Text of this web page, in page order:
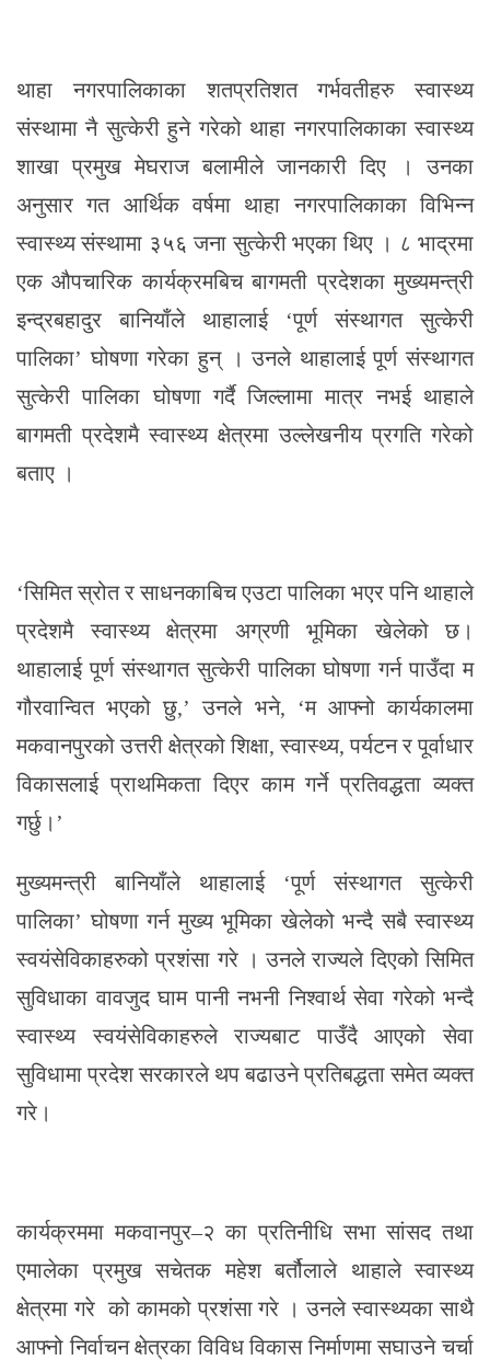
थाहा नगरपालिकाका शतप्रतिशत गर्भवतीहरु स्वास्थ्य
संस्थामा नै सुत्केरी हुने गरेको थाहा नगरपालिकाका स्वास्थ्य
शाखा प्रमुख मेघराज बलामीले जानकारी दिए । उनका
अनुसार गत आर्थिक वर्षमा थाहा नगरपालिकाका विभिन्न
स्वास्थ्य संस्थामा ३५६ जना सुत्केरी भएका थिए । ८ भाद्रमा
एक औपचारिक कार्यक्रमबिच बागमती प्रदेशका मुख्यमन्त्री
इन्द्रबहादुर बानियाँले थाहालाई ‘पूर्ण संस्थागत सुत्केरी
पालिका’ घोषणा गरेका हुन् । उनले थाहालाई पूर्ण संस्थागत
सुत्केरी पालिका घोषणा गर्दै जिल्लामा मात्र नभई थाहाले
बागमती प्रदेशमै स्वास्थ्य क्षेत्रमा उल्लेखनीय प्रगति गरेको
बताए ।
‘सिमित स्रोत र साधनकाबिच एउटा पालिका भएर पनि थाहाले
प्रदेशमै स्वास्थ्य क्षेत्रमा अग्रणी भूमिका खेलेको छ।
थाहालाई पूर्ण संस्थागत सुत्केरी पालिका घोषणा गर्न पाउँदा म
गौरवान्वित भएको छु,’ उनले भने, ‘म आफ्नो कार्यकालमा
मकवानपुरको उत्तरी क्षेत्रको शिक्षा, स्वास्थ्य, पर्यटन र पूर्वाधार
विकासलाई प्राथमिकता दिएर काम गर्ने प्रतिवद्धता व्यक्त
गर्छु।’
मुख्यमन्त्री बानियाँले थाहालाई ‘पूर्ण संस्थागत सुत्केरी
पालिका’ घोषणा गर्न मुख्य भूमिका खेलेको भन्दै सबै स्वास्थ्य
स्वयंसेविकाहरुको प्रशंसा गरे । उनले राज्यले दिएको सिमित
सुविधाका वावजुद घाम पानी नभनी निश्वार्थ सेवा गरेको भन्दै
स्वास्थ्य स्वयंसेविकाहरुले राज्यबाट पाउँदै आएको सेवा
सुविधामा प्रदेश सरकारले थप बढाउने प्रतिबद्धता समेत व्यक्त
गरे।
कार्यक्रममा मकवानपुर–२ का प्रतिनीधि सभा सांसद तथा
एमालेका प्रमुख सचेतक महेश बर्तौलाले थाहाले स्वास्थ्य
क्षेत्रमा गरे को कामको प्रशंसा गरे । उनले स्वास्थ्यका साथै
आफ्नो निर्वाचन क्षेत्रका विविध विकास निर्माणमा सघाउने चर्चा